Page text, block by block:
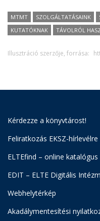
MTMT SZOLGÁLTATÁSAINK
KUTATÓKNAK
TÁVOLRÓL
Illusztráció szerzője, forrása:
Kérdezze a könyvtárost!
Feliratkozás EKSZ-hírlevélre
ELTEfind – online katalógus
EDIT – ELTE Digitális
Webhelytérkép
Akadálymentesítési